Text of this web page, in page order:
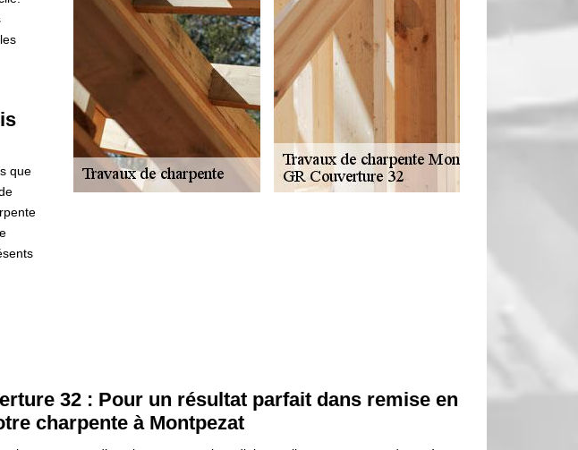
que
32 : Pour un résultat parfait dans remise en
charpente à Montpezat